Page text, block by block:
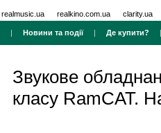
realmusic.ua realkino.com.ua clarity.ua
| Новини та події| Де купити?
Звукове
класу RamCAT.